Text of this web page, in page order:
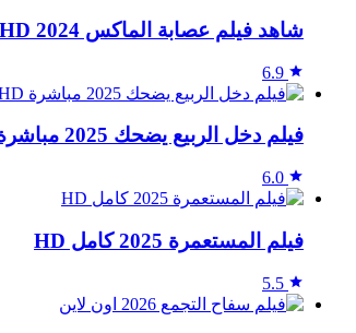
شاهد فيلم عصابة الماكس 2024 HD
6.9
فيلم دخل الربيع يضحك 2025 مباشرة HD
6.0
فيلم المستعمرة 2025 كامل HD
5.5